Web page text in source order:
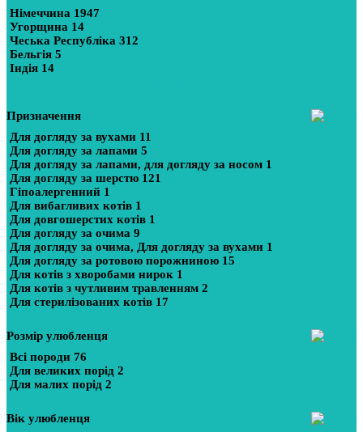
Німеччина 1947
Угорщина 14
Чеська Республіка 312
Бельгія 5
Індія 14
Призначення
Для догляду за вухами 11
Для догляду за лапами 5
Для догляду за лапами, для догляду за носом 1
Для догляду за шерстю 121
Гіпоалергенний 1
Для вибагливих котів 1
Для довгошерстих котів 1
Для догляду за очима 9
Для догляду за очима, Для догляду за вухами 1
Для догляду за ротовою порожниною 15
Для котів з хворобами нирок 1
Для котів з чутливим травленням 2
Для стерилізованих котів 17
Розмір улюбленця
Всі породи 76
Для великих порід 2
Для малих порід 2
Вік улюбленця